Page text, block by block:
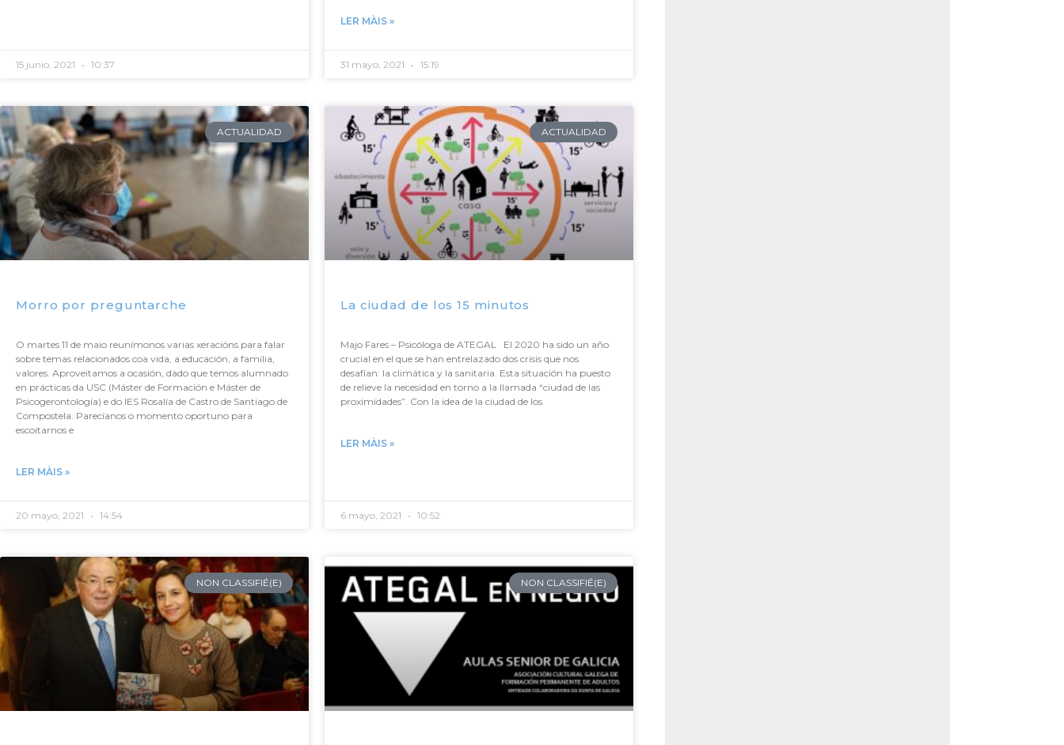
15 junio, 2021 10:37
LER MÀIS »
31 mayo, 2021 15:19
ACTUALIDAD
Morro por preguntarche
O martes 11 de maio reunímonos varias xeracións para falar
sobre temas relacionados coa vida, a educación, a familia,
valores. Aproveitamos a ocasión, dado que temos alumnado
en prácticas da USC (Máster de Formación e Máster de
Psicogerontología) e do IES Rosalía de Castro de Santiago de
Compostela. Parecíanos o momento oportuno para
escoitarnos e
LER MÀIS »
20 mayo, 2021 14:54
ACTUALIDAD
La ciudad de los 15 minutos
Majo Fares – Psicóloga de ATEGAL El 2020 ha sido un año
crucial en el que se han entrelazado dos crisis que nos
desafían: la climática y la sanitaria. Esta situación ha puesto
de relieve la necesidad en torno a la llamada “ciudad de las
proximidades”. Con la idea de la ciudad de los
LER MÀIS »
6 mayo, 2021 10:52
NON CLASSIFIÉ(E) NON CLASSIFIÉ(E)